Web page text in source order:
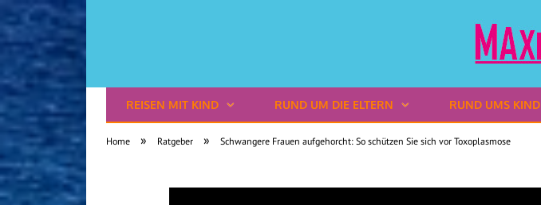
Reisen mit Kindern
REISEN MIT KIND RUND UM DIE ELTERN RUND UMS KIND
Home » Ratgeber » Schwangere Frauen aufgehorcht: So schützen Sie sich vor Toxoplasmose